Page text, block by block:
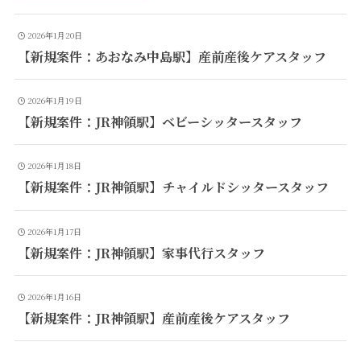
2026年1月20日
【新規案件：あおなみ中島駅】産前産後ケアスタッフ
2026年1月19日
【新規案件：JR神領駅】ベビーシッタースタッフ
2026年1月18日
【新規案件：JR神領駅】チャイルドシッタースタッフ
2026年1月17日
【新規案件：JR神領駅】家事代行スタッフ
2026年1月16日
【新規案件：JR神領駅】産前産後ケアスタッフ